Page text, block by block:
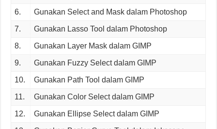
6. Gunakan Select and Mask dalam Photoshop
7. Gunakan Lasso Tool dalam Photoshop
8. Gunakan Layer Mask dalam GIMP
9. Gunakan Fuzzy Select dalam GIMP
10. Gunakan Path Tool dalam GIMP
11. Gunakan Color Select dalam GIMP
12. Gunakan Ellipse Select dalam GIMP